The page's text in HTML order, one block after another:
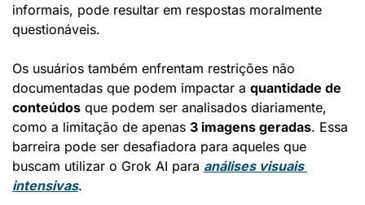
informais, pode resultar em respostas moralmente
questionáveis.
Os usuários também enfrentam restrições não
documentadas que podem impactar a quantidade de
conteúdos que podem ser analisados diariamente,
como a limitação de apenas 3 imagens geradas. Essa
barreira pode ser desafiadora para aqueles que
buscam utilizar o Grok AI para análises visuais
intensivas.